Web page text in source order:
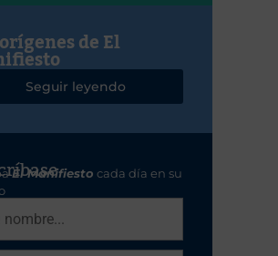
de El
Seguir leyendo
El Manifiesto cada día en su